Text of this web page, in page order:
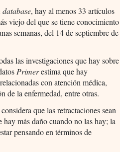
, hay al menos 33 artículos
viejo del que se tiene conocimiento
semanas, del 14 de septiembre de
las investigaciones que hay sobre
Primerestima que hay
con atención médica,
de la enfermedad, entre otras.
que las retractaciones sean
hay más daño cuando no las hay; la
pensando en términos de